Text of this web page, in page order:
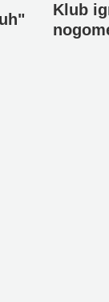
Klub